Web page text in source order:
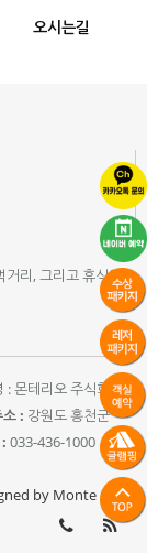
오시는길
리, 그리고 휴식이
: 몬테리오 주식회사
: 강원도 홍천군
033-436-1000
|
by Monte rio.